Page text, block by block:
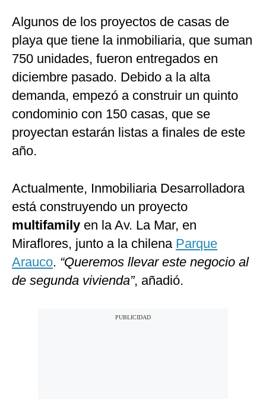
Algunos de los proyectos de casas de
playa que tiene la inmobiliaria, que suman
750 unidades, fueron entregados en
diciembre pasado. Debido a la alta
demanda, empezó a construir un quinto
condominio con 150 casas, que se
proyectan estarán listas a finales de este
año.
Actualmente, Inmobiliaria Desarrolladora
está construyendo un proyecto
multifamily en la Av. La Mar, en
Miraflores, junto a la chilena Parque
Arauco. “Queremos llevar este negocio al
de segunda vivienda”, añadió.